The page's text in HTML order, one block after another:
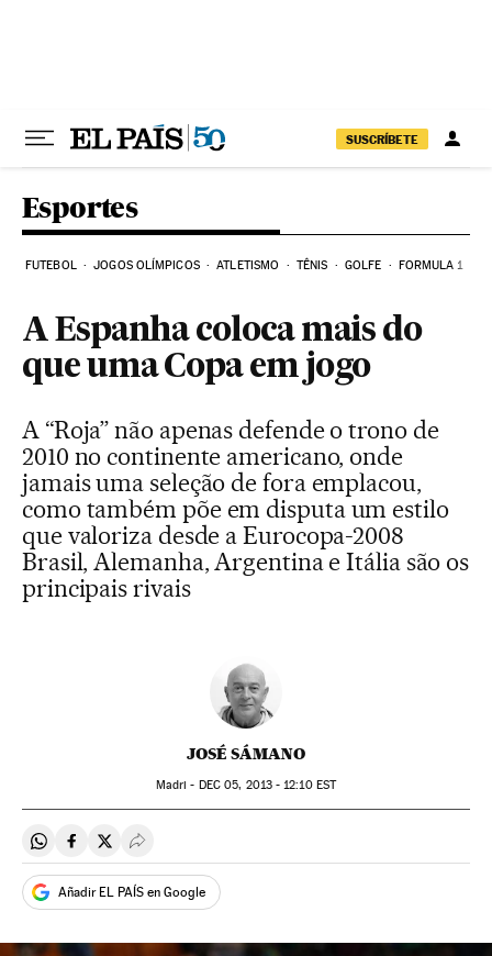
SUSCRÍBETE
Esportes
FUTEBOL JOGOS OLÍMPICOS ATLETISMO TÊNIS GOLFE FORMULA 1
A Espanha coloca mais do
que uma Copa em jogo
A “Roja” não apenas defende o trono de
2010 no continente americano, onde
jamais uma seleção de fora emplacou,
como também põe em disputa um estilo
que valoriza desde a Eurocopa-2008
Brasil, Alemanha, Argentina e Itália são os
principais rivais
JOSÉ SÁMANO
Madri - DEC 05, 2013 - 12:10EST
Compartir en Whatsapp
Compartir en Facebook
Compartir en Twitter
Desplegar Redes Sociales
Añadir EL PAÍS en Google